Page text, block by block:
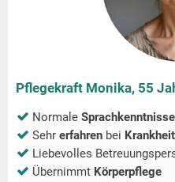
Pflegekraft Monika, 55
Normale Sprachkenntnisse
Sehr erfahren bei Krankheit
Liebevolles
Übernimmt Körperpflege